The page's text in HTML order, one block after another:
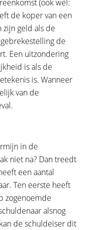
(ook wel:
de koper van een
zijn geld als de
de
Een uitzondering
is als de
is. Wanneer
van de
in de
niet na? Dan treedt
een aantal
Ten eerste heeft
zogenoemde
alsnog
de schuldeiser dit